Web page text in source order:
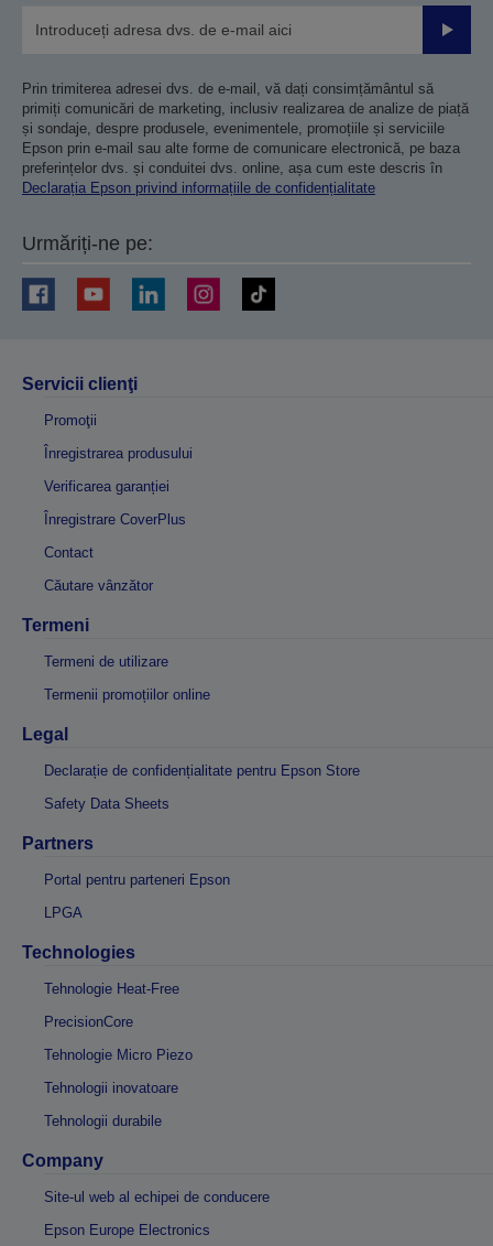
Prin trimiterea adresei dvs. de e-mail, vă dați consimțământul să
primiți comunicări de marketing, inclusiv realizarea de analize de piață
și sondaje, despre produsele, evenimentele, promoțiile și serviciile
Epson prin e-mail sau alte forme de comunicare electronică, pe baza
preferințelor dvs. și conduitei dvs. online, așa cum este descris în
Declarația Epson privind informațiile de confidențialitate
Urmăriți-ne pe:
Servicii clienţi
Promoţii
Înregistrarea produsului
Verificarea garanției
Înregistrare CoverPlus
Contact
Căutare vânzător
Termeni
Termeni de utilizare
Termenii promoțiilor online
Legal
Declarație de confidențialitate pentru Epson Store
Safety Data Sheets
Partners
Portal pentru parteneri Epson
LPGA
Technologies
Tehnologie Heat-Free
PrecisionCore
Tehnologie Micro Piezo
Tehnologii inovatoare
Tehnologii durabile
Company
Site-ul web al echipei de conducere
Epson Europe Electronics